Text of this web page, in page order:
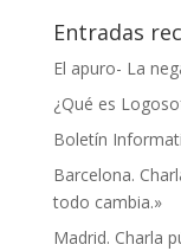
Entradas
El apuro- La
¿Qué es
Boletín
Barcelona.
todo cambia.»
Madrid. Charla